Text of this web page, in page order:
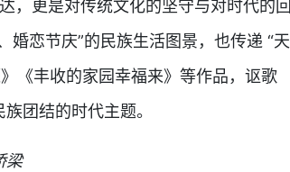
，更是对传统文化的坚守与对时代的回
婚恋节庆”的民族生活图景，也传递 “天
《丰收的家园幸福来》等作品，讴歌
团结的时代主题。
梁